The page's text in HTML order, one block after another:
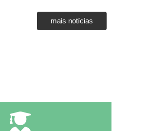
mais notícias